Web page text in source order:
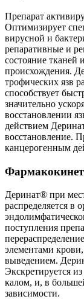
Препарат
Оптимизирует
вирусной и
репаративные и
состояние тканей
происхождения.
трофических язв
способствует
значительно
восстановлении
действием
восстановление.
канцерогенным
Деринат® при
распределяется в
поступления
элементами
выведением.
Экскретируется
калом, и, в
зависимости.